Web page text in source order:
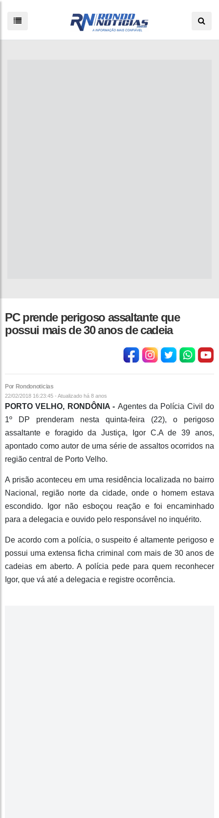
PC prende perigoso assaltante que
possui mais de 30 anos de cadeia
Por Rondonoticias
22/02/2018 16:23:45 - Atualizado há 8 anos
PORTO VELHO, RONDÔNIA - Agentes da Polícia Civil do
1º DP prenderam nesta quinta-feira (22), o perigoso
assaltante e foragido da Justiça, Igor C.A de 39 anos,
apontado como autor de uma série de assaltos ocorridos na
região central de Porto Velho.
A prisão aconteceu em uma residência localizada no bairro
Nacional, região norte da cidade, onde o homem estava
escondido. Igor não esboçou reação e foi encaminhado
para a delegacia e ouvido pelo responsável no inquérito.
De acordo com a polícia, o suspeito é altamente perigoso e
possui uma extensa ficha criminal com mais de 30 anos de
cadeias em aberto. A polícia pede para quem reconhecer
Igor, que vá até a delegacia e registre ocorrência.